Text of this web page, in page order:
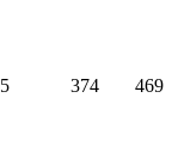
374 469